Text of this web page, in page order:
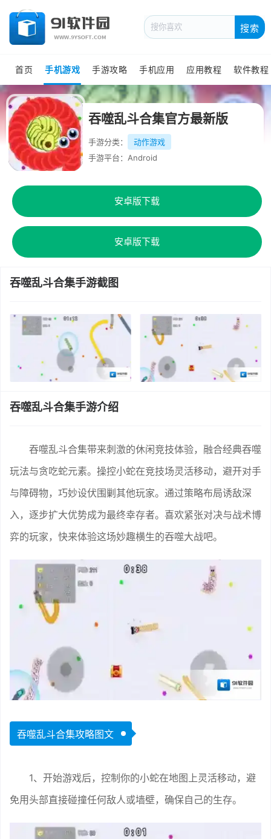
搜索
首页 手机游戏 手游攻略 手机应用 应用教程 软件教程
吞噬乱斗合集官方最新版
手游分类：
动作游戏
手游平台：Android
安卓版下载
安卓版下载
吞噬乱斗合集手游截图
吞噬乱斗合集手游介绍
吞噬乱斗合集带来刺激的休闲竞技体验，融合经典吞噬
玩法与贪吃蛇元素。操控小蛇在竞技场灵活移动，避开对手
与障碍物，巧妙设伏围剿其他玩家。通过策略布局诱敌深
入，逐步扩大优势成为最终幸存者。喜欢紧张对决与战术博
弈的玩家，快来体验这场妙趣横生的吞噬大战吧。
吞噬乱斗合集攻略图文
1、开始游戏后，控制你的小蛇在地图上灵活移动，避
免用头部直接碰撞任何敌人或墙壁，确保自己的生存。